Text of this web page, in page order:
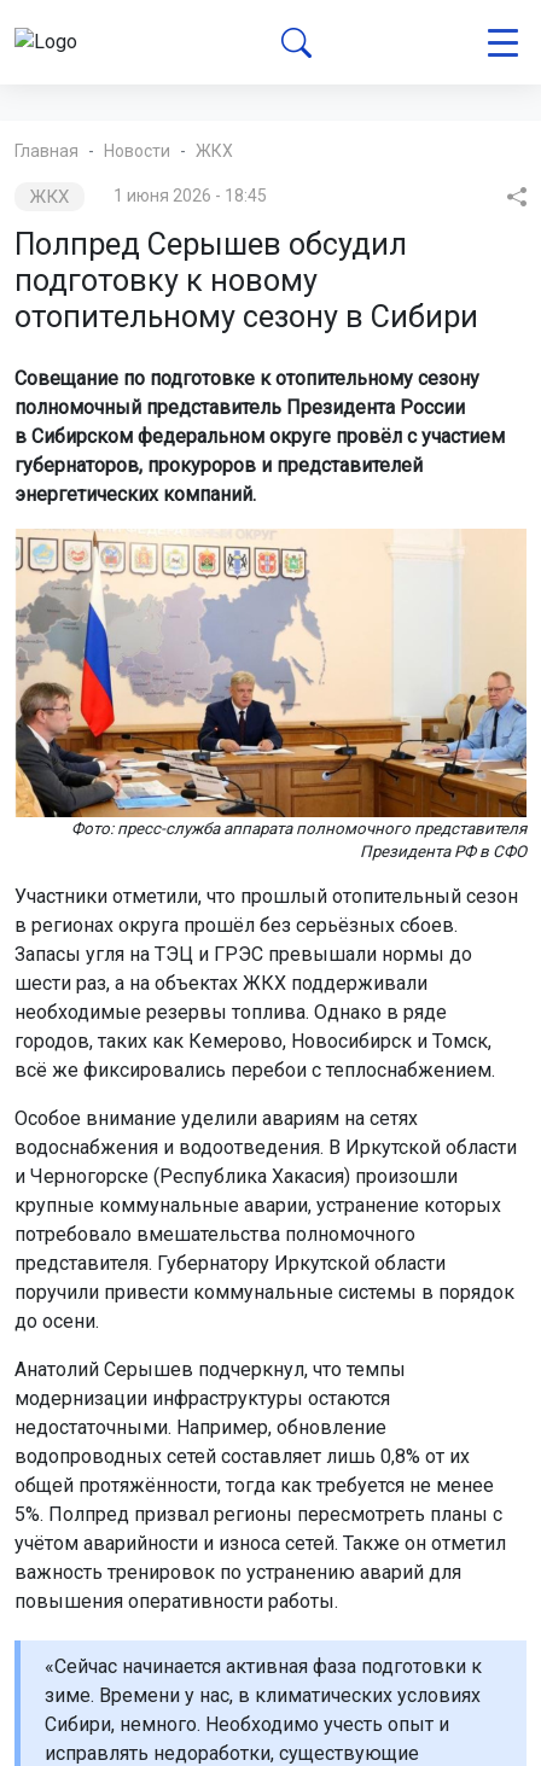
Главная Новости ЖКХ
ЖКХ 1 июня 2026 - 18:45
Полпред Серышев обсудил
подготовку к новому
отопительному сезону в Сибири
Совещание по подготовке к отопительному сезону
полномочный представитель Президента России
в Сибирском федеральном округе провёл с участием
губернаторов, прокуроров и представителей
энергетических компаний.
Фото: пресс-служба аппарата полномочного представителя
Президента РФ в СФО
Участники отметили, что прошлый отопительный сезон
в регионах округа прошёл без серьёзных сбоев.
Запасы угля на ТЭЦ и ГРЭС превышали нормы до
шести раз, а на объектах ЖКХ поддерживали
необходимые резервы топлива. Однако в ряде
городов, таких как Кемерово, Новосибирск и Томск,
всё же фиксировались перебои с теплоснабжением.
Особое внимание уделили авариям на сетях
водоснабжения и водоотведения. В Иркутской области
и Черногорске (Республика Хакасия) произошли
крупные коммунальные аварии, устранение которых
потребовало вмешательства полномочного
представителя. Губернатору Иркутской области
поручили привести коммунальные системы в порядок
до осени.
Анатолий Серышев подчеркнул, что темпы
модернизации инфраструктуры остаются
недостаточными. Например, обновление
водопроводных сетей составляет лишь 0,8% от их
общей протяжённости, тогда как требуется не менее
5%. Полпред призвал регионы пересмотреть планы с
учётом аварийности и износа сетей. Также он отметил
важность тренировок по устранению аварий для
повышения оперативности работы.
«Сейчас начинается активная фаза подготовки к
зиме. Времени у нас, в климатических условиях
Сибири, немного. Необходимо учесть опыт и
исправлять недоработки, существующие